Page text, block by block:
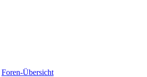
Foren-Übersicht